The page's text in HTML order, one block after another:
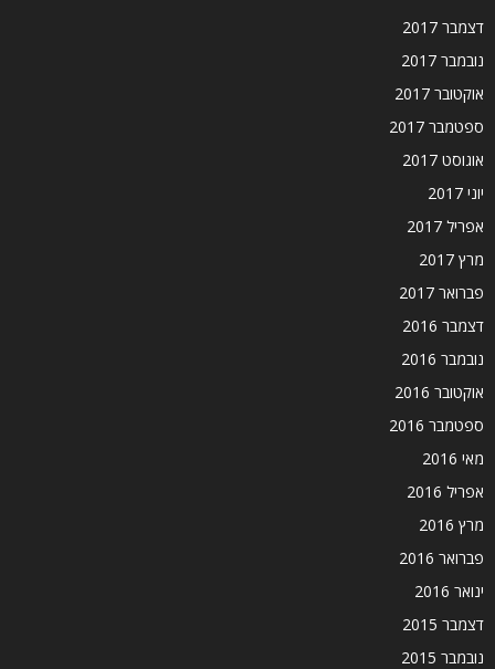
דצמבר 2017
נובמבר 2017
אוקטובר 2017
ספטמבר 2017
אוגוסט 2017
יוני 2017
אפריל 2017
מרץ 2017
פברואר 2017
דצמבר 2016
נובמבר 2016
אוקטובר 2016
ספטמבר 2016
מאי 2016
אפריל 2016
מרץ 2016
פברואר 2016
ינואר 2016
דצמבר 2015
נובמבר 2015